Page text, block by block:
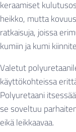
keraamiset
heikko, mutta
ratkaisuja, joissa
kumiin ja kumi
Valetut
käyttökohteissa
Polyuretaani
se soveltuu
eikä leikkaavaa.